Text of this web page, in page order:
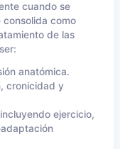
cuando se
como
de las
anatómica.
cronicidad y
ejercicio,